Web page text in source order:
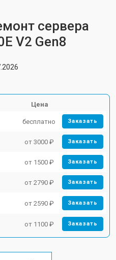
сервера
V2 Gen8
Цена
бесплатно Заказать
от 3000 ₽ Заказать
от 1500 ₽ Заказать
от 2790 ₽ Заказать
от 2590 ₽ Заказать
от 1100 ₽ Заказать